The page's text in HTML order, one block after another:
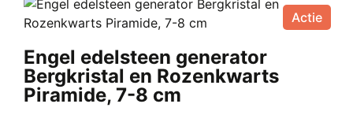
Actie
Engel edelsteen generator
Bergkristal en Rozenkwarts
Piramide, 7-8 cm